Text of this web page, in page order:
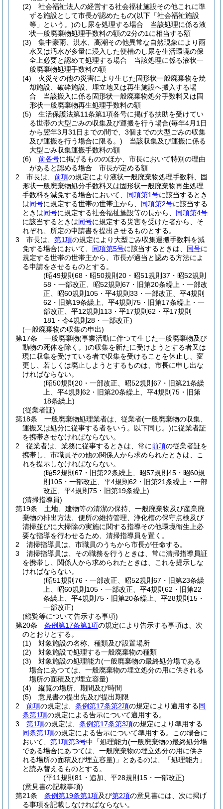
(2)
社会福祉法人の経営する社会福祉施設その他これに準
ずる施設として市長が認めたもの(以下「社会福祉施設
等」という。)のし尿を処理する場合 当該処理に係る液
状一般廃棄物処理手数料の額の2分の1に相当する額
(3)
集中豪雨、洪水、高潮その他異常な自然現象により雨
水又は汚水が多量に浸入した便槽のし尿を生活環境の保
全上必要と認めて処理する場合 当該処理に係る液状一
般廃棄物処理手数料の額
(4)
火災その他の災害により生じた固形状一般廃棄物を焼
却施設、破砕施設、埋立地又は再生施設へ搬入する場
合 当該搬入に係る固形状一般廃棄物処分手数料又は固
形状一般廃棄物再生処理手数料の額
(5)
生活保護法第11条第1項各号に掲げる扶助を受けてい
る世帯の大型ごみの収集及び運搬を行う場合(毎年4月1日
から翌年3月31日までの間で、3個までの大型ごみの収集
及び運搬を行う場合に限る。) 当該収集及び運搬に係る
大型ごみ収集運搬手数料の額
(6)
前各号に掲げるもののほか、市長において特別の理由
があると認める場合 市長が定める額
2
市長は、 前項の規定により液状一般廃棄物処理手数料、固
形状一般廃棄物処分手数料又は固形状一般廃棄物再生処理
手数料を減免する場合において、 同項第1号に該当するとき
は同号に規定する世帯の世帯主から、 同項第2号に該当する
ときは同号に規定する社会福祉施設等の長から、 同項第4号
に該当するときは同号に規定する災害を受けた者から、そ
れぞれ、所定の申請書を提出させるものとする。
3
市長は、 第1項の規定により大型ごみ収集運搬手数料を減
免する場合において、 同項第5号に該当するときは、 同号に
規定する世帯の世帯主から、市長が適当と認める方法によ
る申請をさせるものとする。
(昭49規則68・昭50規則20・昭51規則37・昭52規則
58・一部改正、昭52規則67・旧第20条繰上・一部改
正、昭60規則105・平4規則33・一部改正、平4規則
62・旧第19条繰上、平4規則75・旧第17条繰上・一
部改正、平12規則113・平17規則62・平17規則
181・令4規則28・一部改正)
(一般廃棄物の収集の申出)
第17条
一般廃棄物(事業活動に伴つて生じた一般廃棄物及び
動物の死体を除く。)の収集を新たに受けようとする者又は
現に収集を受けている者で収集を受けることを休止し、変
更し、若しくは廃止しようとするものは、市長に申し出な
ければならない。
(昭50規則20・一部改正、昭52規則67・旧第21条繰
上、平4規則62・旧第20条繰上、平4規則75・旧第
18条繰上)
(従業者証)
第18条
一般廃棄物処理業者は、従業者(一般廃棄物の収集、
運搬又は処分に従事する者をいう。以下同じ。)に従業者証
を携帯させなければならない。
2
従業者は、業務に従事するときは、常に前項の従業者証を
携帯し、市職員その他の関係人から求められたときは、こ
れを提示しなければならない。
(昭52規則67・旧第22条繰上、昭57規則45・昭60規
則105・一部改正、平4規則62・旧第21条繰上・一部
改正、平4規則75・旧第19条繰上)
(清掃指導員)
第19条
土地、建物等の清潔の保持、一般廃棄物及び産業廃
棄物の排出方法、便所の維持管理、浄化槽の保守点検及び
清掃並びに大掃除の実施に関する指導その他環境衛生上必
要な指導を行わせるため、清掃指導員を置く。
2
清掃指導員は、市職員のうちから市長が任命する。
3
清掃指導員は、その職務を行うときは、常に清掃指導員証
を携帯し、関係人から求められたときは、これを提示しな
ければならない。
(昭51規則76・一部改正、昭52規則67・旧第23条繰
上、昭60規則105・一部改正、平4規則62・旧第22
条繰上、平4規則75・旧第20条繰上、平28規則15・
一部改正)
(縦覧等について告示する事項)
第20条
条例第17条第1項の規定により告示する事項は、次
のとおりとする。
(1)
対象施設の名称、種類及び設置場所
(2)
対象施設で処理する一般廃棄物の種類
(3)
対象施設の処理能力(一般廃棄物の最終処分場である
場合にあつては、一般廃棄物の埋立処分の用に供される
場所の面積及び埋立容量)
(4)
縦覧の場所、期間及び時間
(5)
意見書の提出先及び提出期限
2
前項の規定は、 条例第17条第2項の規定により適用する同
条第1項の規定による告示について適用する。
3
第1項の規定は、 条例第17条第3項の規定により準用する
同条第1項の規定による告示について準用する。
この場合に
おいて、 第1項第3号中「処理能力(一般廃棄物の最終処分場
である場合にあつては、一般廃棄物の埋立処分の用に供さ
れる場所の面積及び埋立容量) 」とあるのは、「処理能力」
と読み替えるものとする。
(平11規則81・追加、平28規則15・一部改正)
(意見書の記載事項)
第21条
条例第19条第1項及び第2項の意見書には、次に掲げ
る事項を記載しなければならない。